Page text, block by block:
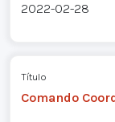
2022-02-28
Título
Comando